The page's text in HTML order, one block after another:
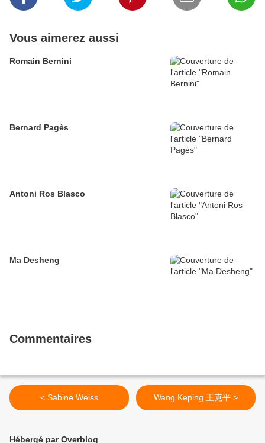
Vous aimerez aussi
Romain Bernini
Bernard Pagès
Antoni Ros Blasco
Ma Desheng
Commentaires
< Sabine Weiss Wang Keping 王克平 >
Hébergé par Overblog